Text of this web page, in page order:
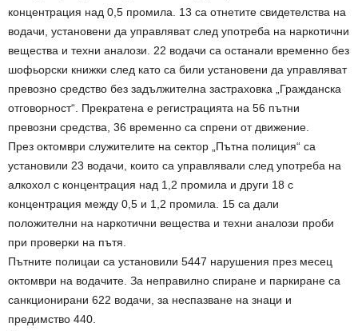
концентрация над 0,5 промила. 13 са отнетите свидетелства на
водачи, установени да управляват след употреба на наркотични
вещества и техни аналози. 22 водачи са останали временно без
шофьорски книжки след като са били установени да управляват
превозно средство без задължителна застраховка „Гражданска
отговорност“. Прекратена е регистрацията на 56 пътни
превозни средства, 36 временно са спрени от движение.
През октомври служителите на сектор „Пътна полиция“ са
установили 23 водачи, които са управлявали след употреба на
алкохол с концентрация над 1,2 промила и други 18 с
концентрация между 0,5 и 1,2 промила. 15 са дали
положителни на наркотични вещества и техни аналози проби
при проверки на пътя.
Пътните полицаи са установили 5447 нарушения през месец
октомври на водачите. За неправилно спиране и паркиране са
санкционирани 622 водачи, за неспазване на знаци и
предимство 440.